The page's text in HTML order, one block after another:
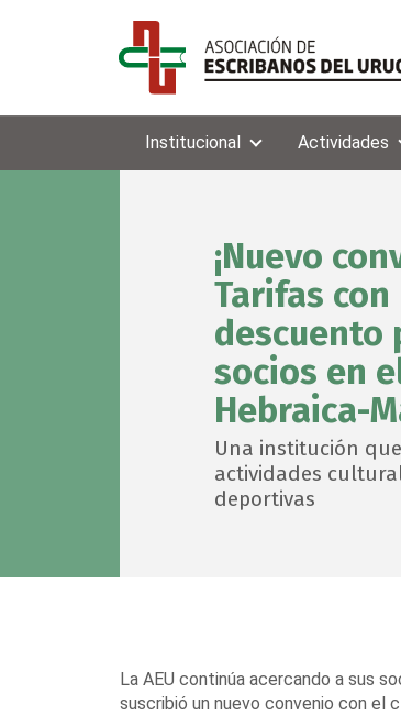
Institucional Actividades
¡Nuevo
Tarifas con
descuento
socios en
Hebraica-
Una institución
actividades
deportivas
La AEU continúa acercando a sus
suscribió un nuevo convenio con el